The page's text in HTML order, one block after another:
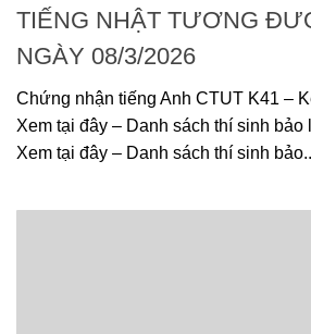
TIẾNG NHẬT TƯƠNG
NGÀY 08/3/2026
Chứng nhận tiếng Anh CTUT K41 –
Xem tại đây – Danh sách thí sinh
Xem tại đây – Danh sách thí sinh